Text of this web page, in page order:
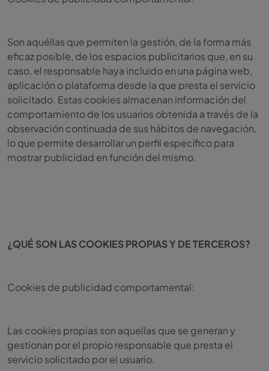
Son aquéllas que permiten la gestión, de la forma más
eficaz posible, de los espacios publicitarios que, en su
caso, el responsable haya incluido en una página web,
aplicación o plataforma desde la que presta el servicio
solicitado. Estas cookies almacenan información del
comportamiento de los usuarios obtenida a través de la
observación continuada de sus hábitos de navegación,
lo que permite desarrollar un perfil específico para
mostrar publicidad en función del mismo.
¿QUÉ SON LAS COOKIES PROPIAS Y DE TERCEROS?
Cookies de publicidad comportamental:
Las cookies propias son aquellas que se generan y
gestionan por el propio responsable que presta el
servicio solicitado por el usuario.